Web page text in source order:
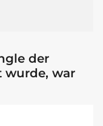
der
wurde, war